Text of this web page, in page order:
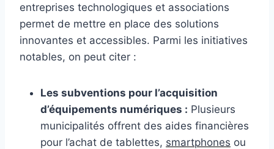
entreprises technologiques et associations
permet de mettre en place des solutions
innovantes et accessibles. Parmi les initiatives
notables, on peut citer :
Les subventions pour l’acquisition
d’équipements numériques : Plusieurs
municipalités offrent des aides financières
pour l’achat de tablettes, smartphones ou